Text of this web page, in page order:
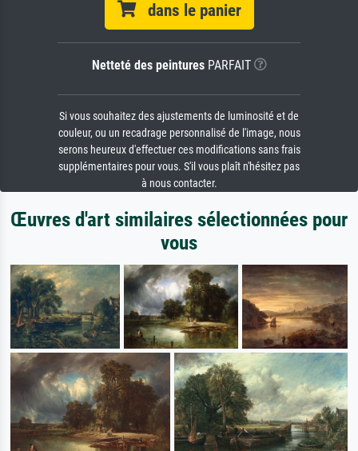
dans le panier
Netteté des peinturesPARFAIT
Si vous souhaitez des ajustements de luminosité et de
couleur, ou un recadrage personnalisé de l'image, nous
serons heureux d'effectuer ces modifications sans frais
supplémentaires pour vous. S'il vous plaît n'hésitez pas
à nous contacter.
Œuvres d'art similaires sélectionnées pour
vous